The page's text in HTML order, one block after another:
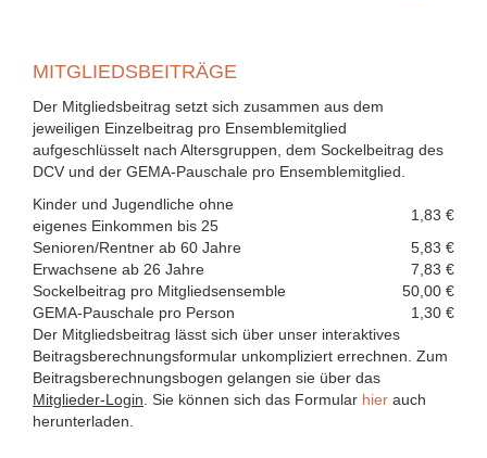
MITGLIEDSBEITRÄGE
Der Mitgliedsbeitrag setzt sich zusammen aus dem
jeweiligen Einzelbeitrag pro Ensemblemitglied
aufgeschlüsselt nach Altersgruppen, dem Sockelbeitrag des
DCV und der GEMA-Pauschale pro Ensemblemitglied.
Kinder und Jugendliche ohne
eigenes Einkommen bis 25
1,83 €
Senioren/Rentner ab 60 Jahre
5,83 €
Erwachsene ab 26 Jahre
7,83 €
Sockelbeitrag pro Mitgliedsensemble
50,00 €
GEMA-Pauschale pro Person
1,30 €
Der Mitgliedsbeitrag lässt sich über unser interaktives
Beitragsberechnungsformular unkompliziert errechnen. Zum
Beitragsberechnungsbogen gelangen sie über das
Mitglieder-Login. Sie können sich das Formular hier auch
herunterladen.